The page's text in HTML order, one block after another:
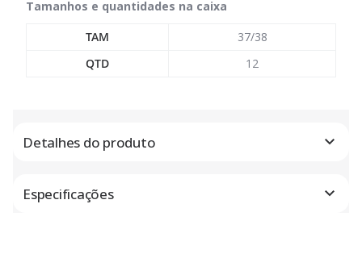
Tamanhos e quantidades na caixa
TAM
37/38
QTD
12
Detalhes do produto
Especificações